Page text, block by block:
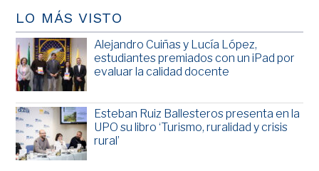
LO MÁS VISTO
Alejandro Cuiñas y Lucía López,
estudiantes premiados con un iPad por
evaluar la calidad docente
Esteban Ruiz Ballesteros presenta en la
UPO su libro ‘Turismo, ruralidad y crisis
rural’